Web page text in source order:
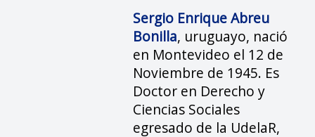
Sergio Enrique Abreu
Bonilla, uruguayo, nació
en Montevideo el 12 de
Noviembre de 1945. Es
Doctor en Derecho y
Ciencias Sociales
egresado de la UdelaR,